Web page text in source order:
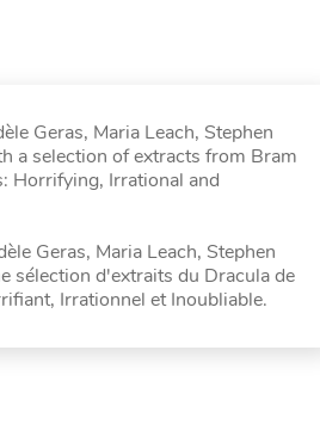
Geras, Maria Leach, Stephen
a selection of extracts from Bram
Horrifying, Irrational and
Geras, Maria Leach, Stephen
sélection d'extraits du Dracula de
Irrationnel et Inoubliable.